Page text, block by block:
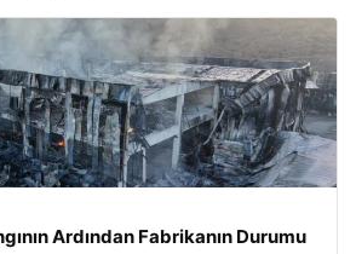
Ardından Fabrikanın Durumu